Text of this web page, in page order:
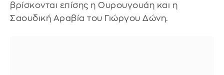
βρίσκονται επίσης η Ουρουγουάη και η
Σαουδική Αραβία του Γιώργου Δώνη.